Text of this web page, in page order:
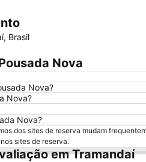
Brasil
Nova
Nova?
Nova?
Nova?
dos sites de reserva mudam
sites de reserva.
em Tramandaí